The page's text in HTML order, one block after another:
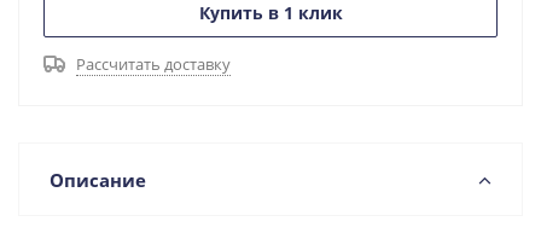
Купить в 1 клик
Рассчитать доставку
Описание